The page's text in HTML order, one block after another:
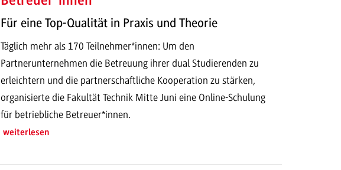
Für eine Top-Qualität in Praxis und Theorie
Täglich mehr als 170 Teilnehmer*innen: Um den
Partnerunternehmen die Betreuung ihrer dual Studierenden zu
erleichtern und die partnerschaftliche Kooperation zu stärken,
organisierte die Fakultät Technik Mitte Juni eine Online-Schulung
für betriebliche Betreuer*innen.
weiterlesen